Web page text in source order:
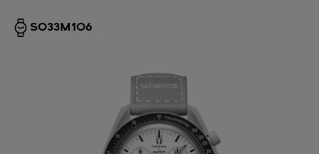
SO33M106